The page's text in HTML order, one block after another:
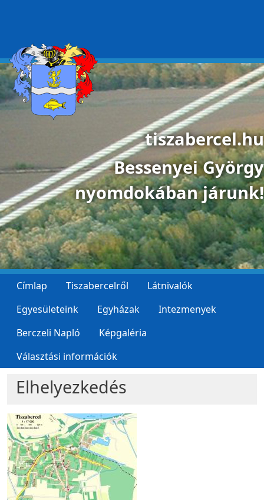
tiszabercel.hu
Bessenyei György
nyomdokában járunk!
Címlap Tiszabercelről
Látnivalók
Egyesületeink
Egyházak
Intezmenyek
Berczeli Napló
Képgaléria
Választási információk
Elhelyezkedés